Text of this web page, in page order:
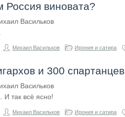
Россия виновата?
Васильков
Михаил Васильков Ирония и сатира
и 300 спартанцев
Васильков
И так всё ясно!
Михаил Васильков Ирония и сатира